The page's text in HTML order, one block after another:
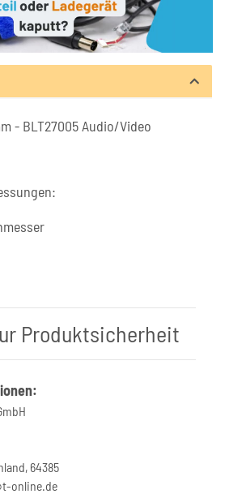
- BLT27005 Audio/Video
Produktsicherheit
64385
online.de